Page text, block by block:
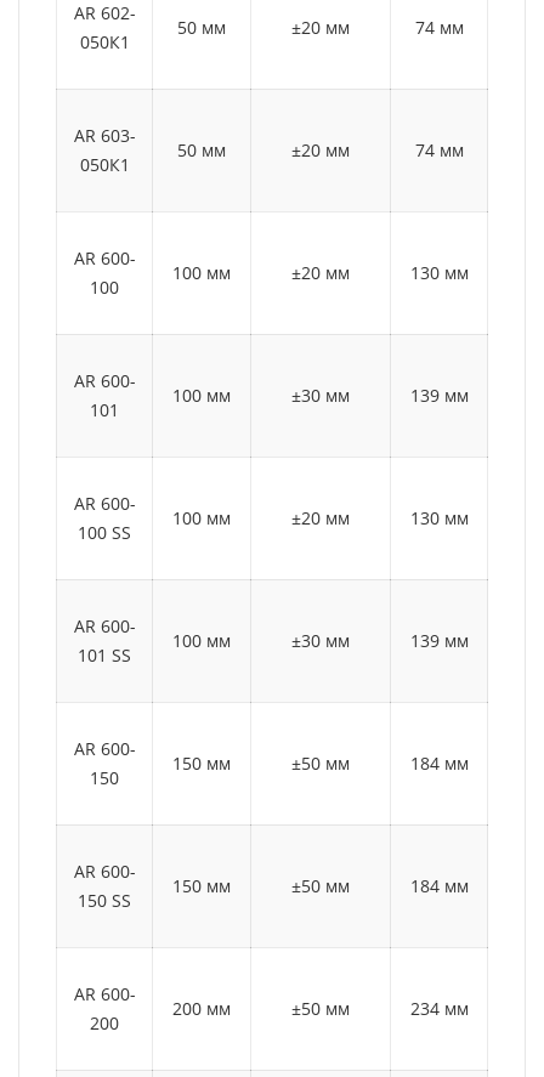
AR 602-
050К1
50 мм ±20 мм 74 мм
AR 603-
050К1
50 мм ±20 мм 74 мм
AR 600-
100
100 мм ±20 мм 130 мм
AR 600-
101
100 мм ±30 мм 139 мм
AR 600-
100 SS
100 мм ±20 мм 130 мм
AR 600-
101 SS
100 мм ±30 мм 139 мм
AR 600-
150
150 мм ±50 мм 184 мм
AR 600-
150 SS
150 мм ±50 мм 184 мм
AR 600-
200
200 мм ±50 мм 234 мм